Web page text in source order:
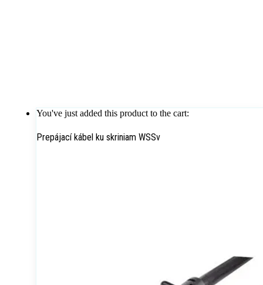
You've just added this product to the cart:
Prepájací kábel ku skriniam WSSv